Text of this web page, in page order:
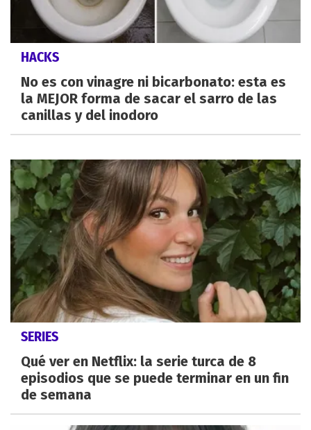
HACKS
No es con vinagre ni bicarbonato: esta es
la MEJOR forma de sacar el sarro de las
canillas y del inodoro
SERIES
Qué ver en Netflix: la serie turca de 8
episodios que se puede terminar en un fin
de semana